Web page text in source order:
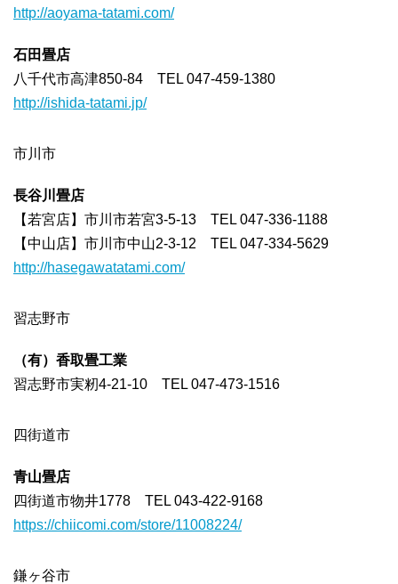
http://aoyama-tatami.com/
石田畳店
八千代市高津850-84 TEL 047-459-1380
http://ishida-tatami.jp/
市川市
長谷川畳店
【若宮店】市川市若宮3-5-13 TEL 047-336-1188
【中山店】市川市中山2-3-12 TEL 047-334-5629
http://hasegawatatami.com/
習志野市
（有）香取畳工業
習志野市実籾4-21-10 TEL 047-473-1516
四街道市
青山畳店
四街道市物井1778 TEL 043-422-9168
https://chiicomi.com/store/11008224/
鎌ヶ谷市